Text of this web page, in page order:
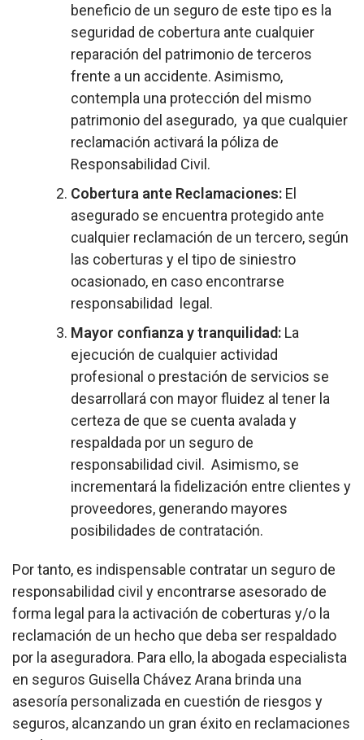
beneficio de un seguro de este tipo es la
seguridad de cobertura ante cualquier
reparación del patrimonio de terceros
frente a un accidente. Asimismo,
contempla una protección del mismo
patrimonio del asegurado, ya que cualquier
reclamación activará la póliza de
Responsabilidad Civil.
Cobertura ante Reclamaciones: El
asegurado se encuentra protegido ante
cualquier reclamación de un tercero, según
las coberturas y el tipo de siniestro
ocasionado, en caso encontrarse
responsabilidad legal.
Mayor confianza y tranquilidad: La
ejecución de cualquier actividad
profesional o prestación de servicios se
desarrollará con mayor fluidez al tener la
certeza de que se cuenta avalada y
respaldada por un seguro de
responsabilidad civil. Asimismo, se
incrementará la fidelización entre clientes y
proveedores, generando mayores
posibilidades de contratación.
Por tanto, es indispensable contratar un seguro de
responsabilidad civil y encontrarse asesorado de
forma legal para la activación de coberturas y/o la
reclamación de un hecho que deba ser respaldado
por la aseguradora. Para ello, la abogada especialista
en seguros Guisella Chávez Arana brinda una
asesoría personalizada en cuestión de riesgos y
seguros, alcanzando un gran éxito en reclamaciones